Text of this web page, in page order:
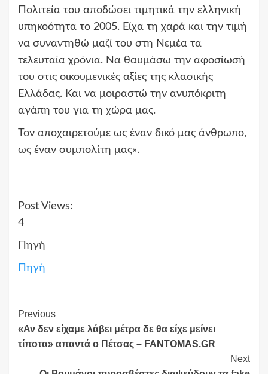
Πολιτεία του αποδώσει τιμητικά την ελληνική
υπηκοότητα το 2005. Είχα τη χαρά και την τιμή
να συναντηθώ μαζί του στη Νεμέα τα
τελευταία χρόνια. Να θαυμάσω την αφοσίωσή
του στις οικουμενικές αξίες της κλασικής
Ελλάδας. Και να μοιραστώ την ανυπόκριτη
αγάπη του για τη χώρα μας.
Τον αποχαιρετούμε ως έναν δικό μας άνθρωπο,
ως έναν συμπολίτη μας».
Post Views:
4
Πηγή
Πηγή
Continue
Reading
Previous
«Αν δεν είχαμε λάβει μέτρα δε θα είχε μείνει
τίποτα» απαντά ο Πέτσας – FANTOMAS.GR
Next